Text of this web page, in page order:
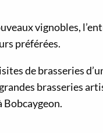
vignobles,
préférées.
de brasseries
brasseries
Bobcaygeon.